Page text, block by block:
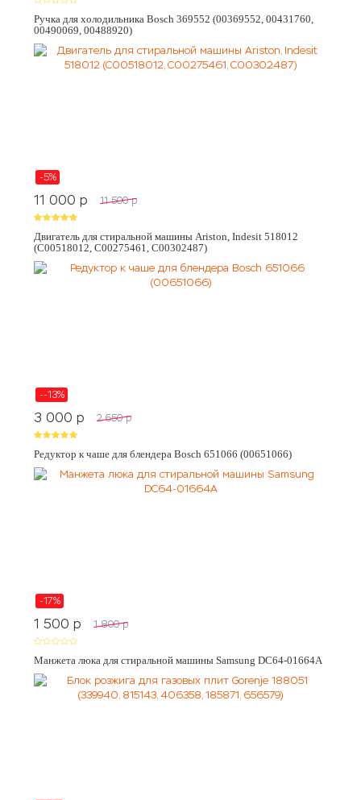
Ручка для холодильника Bosch 369552 (00369552, 00431760,
00490069, 00488920)
-5%
11 000 p 11 500 p
Двигатель для стиральной машины Ariston, Indesit 518012
(C00518012, C00275461, C00302487)
--13%
3 000 p 2 650 p
Редуктор к чаше для блендера Bosch 651066 (00651066)
-17%
1 500 p 1 800 p
Манжета люка для стиральной машины Samsung DC64-01664A